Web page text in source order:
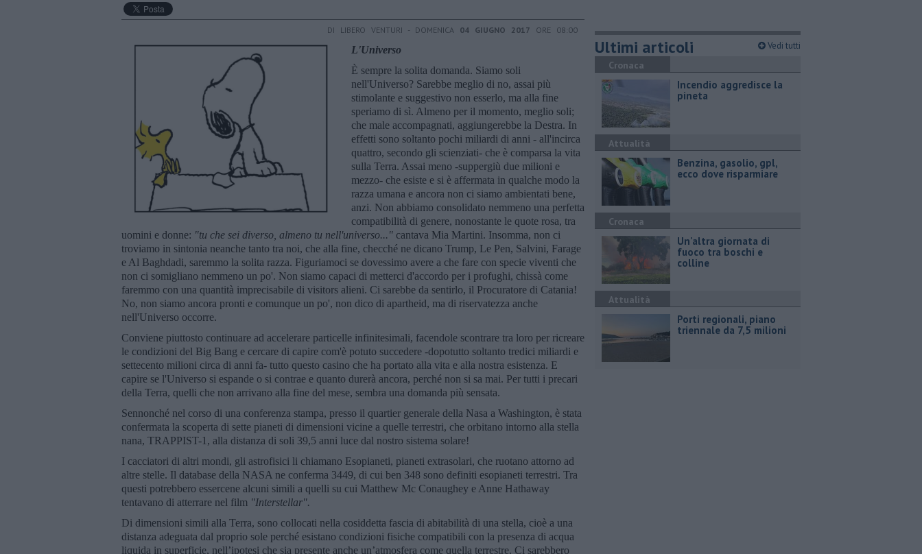
DI LIBERO VENTURI - DOMENICA 04 GIUGNO 2017 ORE 08:00
L'Universo
È sempre la solita domanda. Siamo soli
nell'Universo? Sarebbe meglio di no, assai più
stimolante e suggestivo non esserlo, ma alla fine
speriamo di sì. Almeno per il momento, meglio soli;
che male accompagnati, aggiungerebbe la Destra. In
effetti sono soltanto pochi miliardi di anni - all'incirca
quattro, secondo gli scienziati- che è comparsa la vita
sulla Terra. Assai meno -suppergiù due milioni e
mezzo- che esiste e si è affermata in qualche modo la
razza umana e ancora non ci siamo ambientati bene,
anzi. Non abbiamo consolidato nemmeno una perfetta
compatibilità di genere, nonostante le quote rosa, tra
uomini e donne: "tu che sei diverso, almeno tu nell'universo..." cantava Mia Martini. Insomma, non ci
troviamo in sintonia neanche tanto tra noi, che alla fine, checché ne dicano Trump, Le Pen, Salvini, Farage
e Al Baghdadi, saremmo la solita razza. Figuriamoci se dovessimo avere a che fare con specie viventi che
non ci somigliano nemmeno un po'. Non siamo capaci di metterci d'accordo per i profughi, chissà come
faremmo con una quantità imprecisabile di visitors alieni. Ci sarebbe da sentirlo, il Procuratore di Catania!
No, non siamo ancora pronti e comunque un po', non dico di apartheid, ma di riservatezza anche
nell'Universo occorre.
Conviene piuttosto continuare ad accelerare particelle infinitesimali, facendole scontrare tra loro per ricreare
le condizioni del Big Bang e cercare di capire com'è potuto succedere -dopotutto soltanto tredici miliardi e
settecento milioni circa di anni fa- tutto questo casino che ha portato alla vita e alla nostra esistenza. E
capire se l'Universo si espande o si contrae e quanto durerà ancora, perché non si sa mai. Per tutti i precari
della Terra, quelli che non arrivano alla fine del mese, sembra una domanda più sensata.
Sennonché nel corso di una conferenza stampa, presso il quartier generale della Nasa a Washington, è stata
confermata la scoperta di sette pianeti di dimensioni vicine a quelle terrestri, che orbitano intorno alla stella
nana, TRAPPIST-1, alla distanza di soli 39,5 anni luce dal nostro sistema solare!
I cacciatori di altri mondi, gli astrofisici li chiamano Esopianeti, pianeti extrasolari, che ruotano attorno ad
altre stelle. Il database della NASA ne conferma 3449, di cui ben 348 sono definiti esopianeti terrestri. Tra
questi potrebbero essercene alcuni simili a quelli su cui Matthew Mc Conaughey e Anne Hathaway
tentavano di atterrare nel film "Interstellar".
Di dimensioni simili alla Terra, sono collocati nella cosiddetta fascia di abitabilità di una stella, cioè a una
distanza adeguata dal proprio sole perché esistano condizioni fisiche compatibili con la presenza di acqua
liquida in superficie, nell’ipotesi che sia presente anche un’atmosfera come quella terrestre. Ci sarebbero
Ultimi articoli Vedi tutti
Cronaca
Incendio aggredisce la
pineta
Attualità
​Benzina, gasolio, gpl,
ecco dove risparmiare
Cronaca
Un'altra giornata di
fuoco tra boschi e
colline
Attualità
Porti regionali, piano
triennale da 7,5 milioni